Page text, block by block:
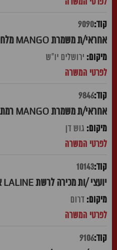
9090
אחראי/ת משמרת MANGO מלחה
ירושלים יו"ש
9846
אחראי/ת משמרת MANGO רמת אביב
גוש דן
10143
יועצי /ות מכירה לרשת LALINE אשקלון חוצות
דרום
9106